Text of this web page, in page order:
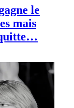
une
et
révélée